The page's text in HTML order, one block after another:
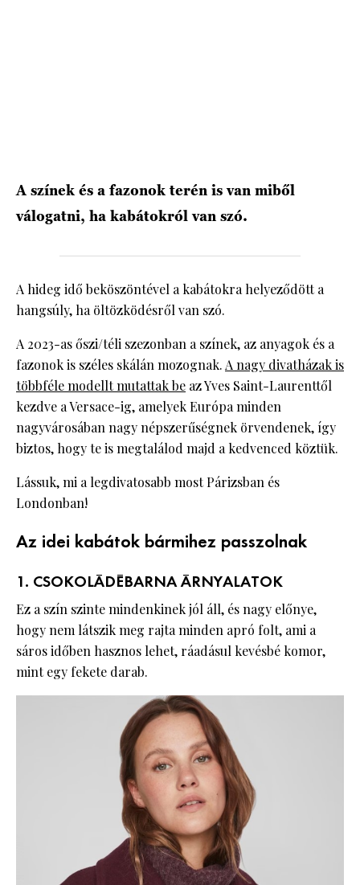
A színek és a fazonok terén is van miből
válogatni, ha kabátokról van szó.
A hideg idő beköszöntével a kabátokra helyeződött a
hangsúly, ha öltözködésről van szó.
A 2023-as őszi/téli szezonban a színek, az anyagok és a
fazonok is széles skálán mozognak.A nagy divatházak is
többféle modellt mutattak be az Yves Saint-Laurenttől
kezdve a Versace-ig, amelyek Európa minden
nagyvárosában nagy népszerűségnek örvendenek, így
biztos, hogy te is megtalálod majd a kedvenced köztük.
Lássuk, mi a legdivatosabb most Párizsban és
Londonban!
Az idei kabátok bármihez passzolnak
1. CSOKOLÁDÉBARNA ÁRNYALATOK
Ez a szín szinte mindenkinek jól áll, és nagy előnye,
hogy nem látszik meg rajta minden apró folt, ami a
sáros időben hasznos lehet, ráadásul kevésbé komor,
mint egy fekete darab.